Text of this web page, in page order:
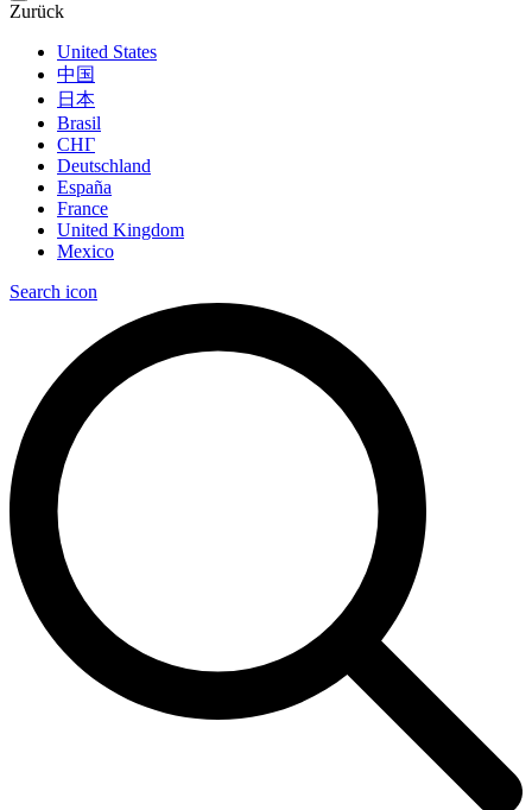
Zurück
United States
中国
日本
Brasil
СНГ
Deutschland
España
France
United Kingdom
Mexico
Search icon